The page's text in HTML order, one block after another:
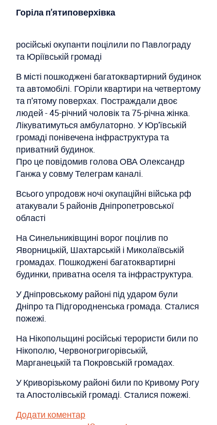
Горіла п'ятиповерхівка
російські окупанти поцілили по Павлограду
та Юріївській громаді
В місті пошкоджені багатоквартирний будинок
та автомобілі. ГОріли квартири на четвертому
та п'ятому поверхах. Постраждали двоє
людей - 45-річний чоловік та 75-річна жінка.
Лікуватимуться амбулаторно. У Юр'ївській
громаді понівечена інфраструктура та
приватний будинок.
Про це повідомив голова ОВА Олександр
Ганжа у совму Телеграм каналі.
Всього упродовж ночі окупаційні війська рф
атакували 5 районів Дніпропетровської
області
На Синельниківщині ворог поцілив по
Яворницькій, Шахтарській і Миколаївській
громадах. Пошкоджені багатоквартирні
будинки, приватна оселя та інфраструктура.
У Дніпровському районі під ударом були
Дніпро та Підгородненська громада. Сталися
пожежі.
На Нікопольщині російські терористи били по
Нікополю, Червоногригорівській,
Марганецькій та Покровській громадах.
У Криворізькому районі били по Кривому Рогу
та Апостолівській громаді. Сталися пожежі.
Додати коментар